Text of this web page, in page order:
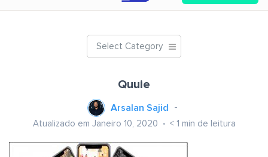
Select Category
Quuie
Arsalan Sajid
Atualizado em Janeiro 10, 2020 < 1 min de leitura